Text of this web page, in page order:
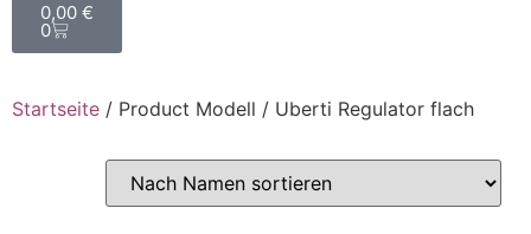
0,00 €
0
Startseite / Product Modell / Uberti Regulator flach